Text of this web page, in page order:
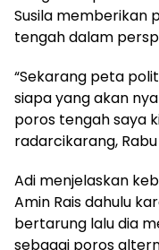
Susila memberikan
tengah dalam
“Sekarang peta
siapa yang akan
poros tengah saya
radarcikarang,
Adi menjelaskan
Amin Rais dahulu
bertarung lalu dia
sebagai poros